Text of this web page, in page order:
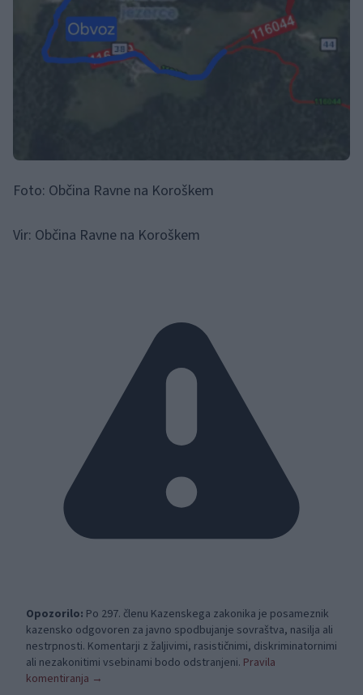
Foto: Občina Ravne na Koroškem
Vir: Občina Ravne na Koroškem
Opozorilo: Po 297. členu Kazenskega zakonika je posameznik
kazensko odgovoren za javno spodbujanje sovraštva, nasilja ali
nestrpnosti. Komentarji z žaljivimi, rasističnimi, diskriminatornimi
ali nezakonitimi vsebinami bodo odstranjeni. Pravila
komentiranja →